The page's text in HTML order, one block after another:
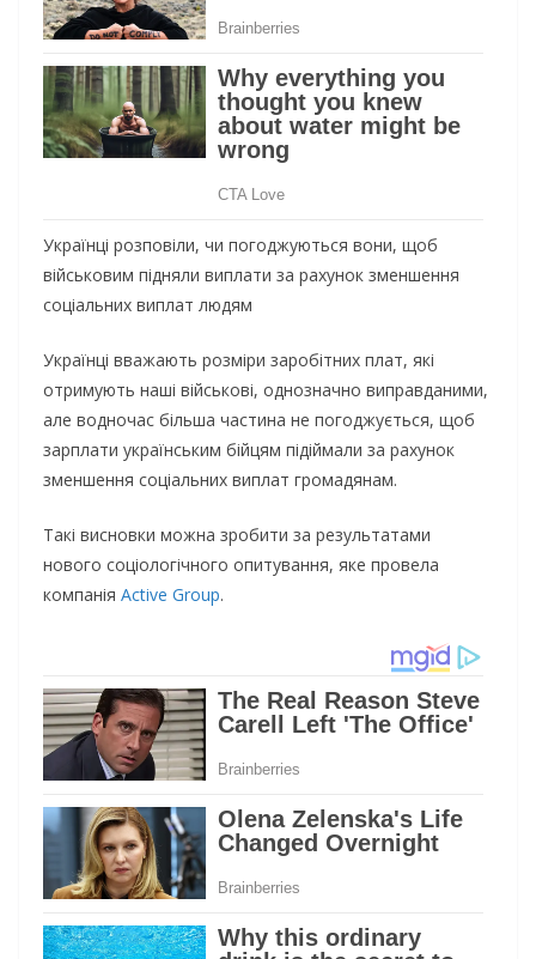
Українці розповіли, чи погоджуються вони, щоб
військовим підняли виплати за рахунок зменшення
соціальних виплат людям
Українці вважають розміри заробітних плат, які
отримують наші військові, однозначно виправданими,
але водночас більша частина не погоджується, щоб
зарплати українським бійцям підіймали за рахунок
зменшення соціальних виплат громадянам.
Такі висновки можна зробити за результатами
нового соціологічного опитування, яке провела
компанія Active Group.